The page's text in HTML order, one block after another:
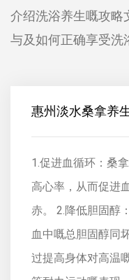
介绍洗浴养生嘅攻略
与及如何正确享受洗
惠州淡水桑拿养
1.促进血循环：桑
高心率，从而促进
赤。 2.降低胆固醇
血中嘅总胆固醇同
过提高身体对高温